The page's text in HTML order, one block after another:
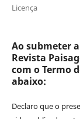
Licença
Ao submeter
Revista
com o Termo
abaixo:
Declaro que o